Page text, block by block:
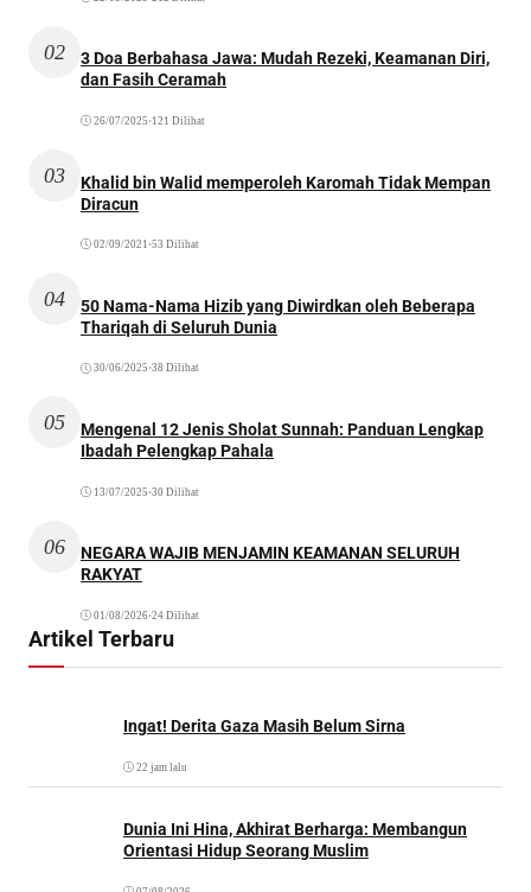
02
3 Doa Berbahasa Jawa: Mudah Rezeki, Keamanan Diri,
dan Fasih Ceramah
26/07/2025 •121 Dilihat
03
Khalid bin Walid memperoleh Karomah Tidak Mempan
Diracun
02/09/2021 •53 Dilihat
04
50 Nama-Nama Hizib yang Diwirdkan oleh Beberapa
Thariqah di Seluruh Dunia
30/06/2025 •38 Dilihat
05
Mengenal 12 Jenis Sholat Sunnah: Panduan Lengkap
Ibadah Pelengkap Pahala
13/07/2025 •30 Dilihat
06
NEGARA WAJIB MENJAMIN KEAMANAN SELURUH
RAKYAT
01/08/2026•24 Dilihat
Artikel Terbaru
Ingat! Derita Gaza Masih Belum Sirna
22 jam lalu
Dunia Ini Hina, Akhirat Berharga: Membangun
Orientasi Hidup Seorang Muslim